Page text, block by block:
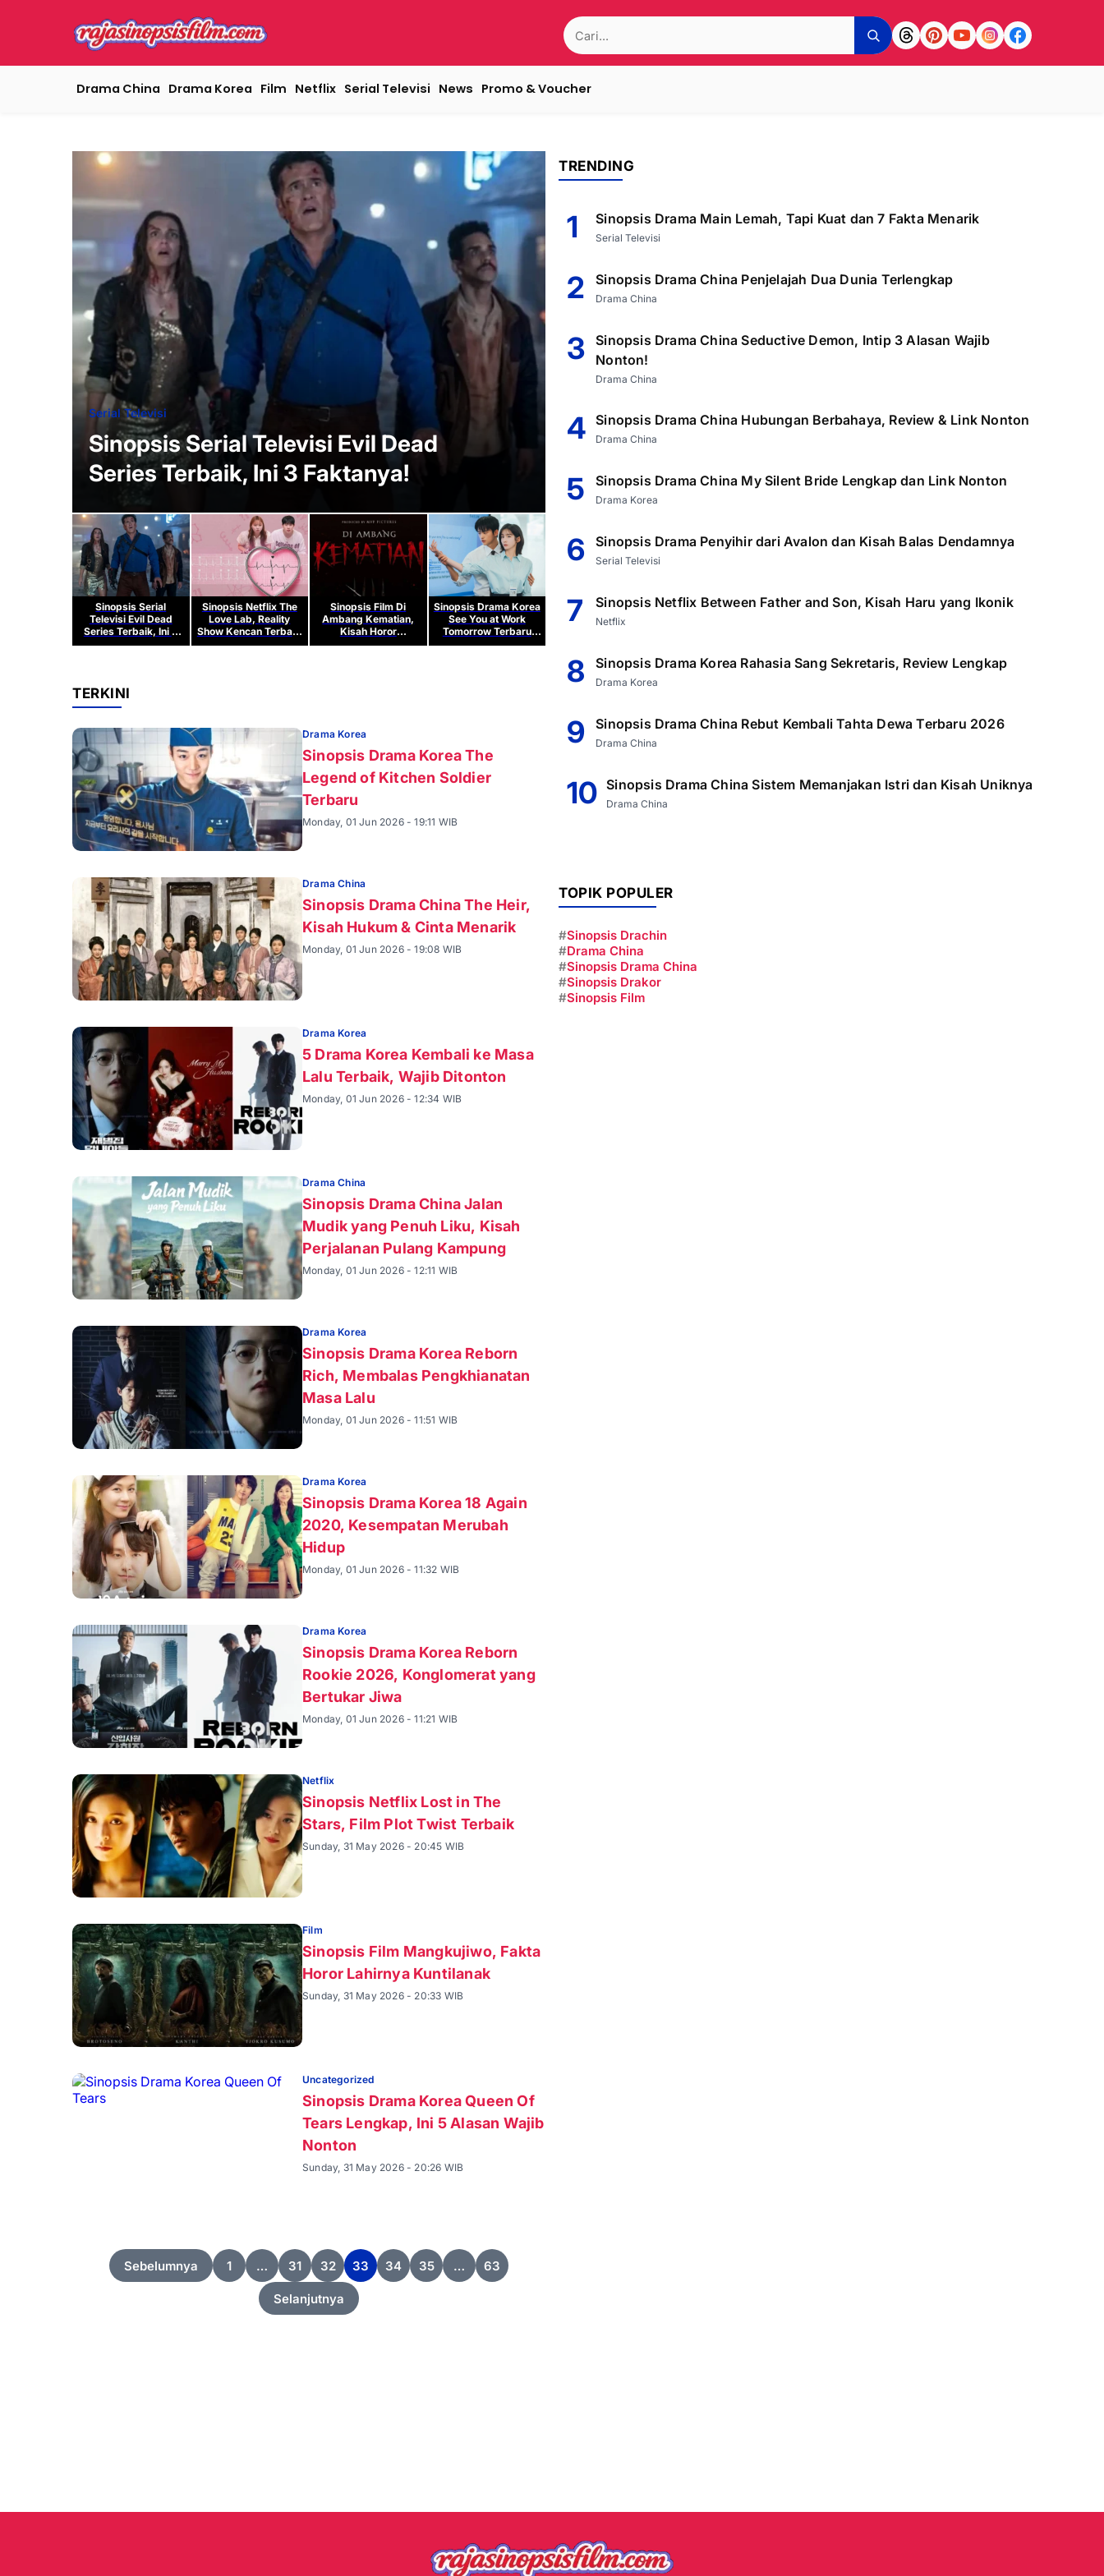
Search
for:
Drama China Drama Korea Film Netflix Serial Televisi News Promo & Voucher
Serial Televisi
Sinopsis Serial Televisi Evil Dead
Series Terbaik, Ini 3 Faktanya!
Netflix
Sinopsis Netflix The Love Lab,
Reality Show Kencan Terbaru
yang Viral
Sinopsis Serial
Televisi Evil Dead
Series Terbaik, Ini 3
Faktanya!
Sinopsis Netflix The
Love Lab, Reality
Show Kencan Terbaru
yang Viral
Sinopsis Film Di
Ambang Kematian,
Kisah Horor
Pesugihan Terseram
Sinopsis Drama Korea
See You at Work
Tomorrow Terbaru
2026
TERKINI
Drama Korea
Sinopsis Drama Korea The
Legend of Kitchen Soldier
Terbaru
Monday, 01 Jun 2026 - 19:11 WIB
Drama China
Sinopsis Drama China The Heir,
Kisah Hukum & Cinta Menarik
Monday, 01 Jun 2026 - 19:08 WIB
Drama Korea
5 Drama Korea Kembali ke Masa
Lalu Terbaik, Wajib Ditonton
Monday, 01 Jun 2026 - 12:34 WIB
Drama China
Sinopsis Drama China Jalan
Mudik yang Penuh Liku, Kisah
Perjalanan Pulang Kampung
Monday, 01 Jun 2026 - 12:11 WIB
Drama Korea
Sinopsis Drama Korea Reborn
Rich, Membalas Pengkhianatan
Masa Lalu
Monday, 01 Jun 2026 - 11:51 WIB
Drama Korea
Sinopsis Drama Korea 18 Again
2020, Kesempatan Merubah
Hidup
Monday, 01 Jun 2026 - 11:32 WIB
Drama Korea
Sinopsis Drama Korea Reborn
Rookie 2026, Konglomerat yang
Bertukar Jiwa
Monday, 01 Jun 2026 - 11:21 WIB
Netflix
Sinopsis Netflix Lost in The
Stars, Film Plot Twist Terbaik
Sunday, 31 May 2026 - 20:45 WIB
Film
Sinopsis Film Mangkujiwo, Fakta
Horor Lahirnya Kuntilanak
Sunday, 31 May 2026 - 20:33 WIB
Uncategorized
Sinopsis Drama Korea Queen Of
Tears Lengkap, Ini 5 Alasan Wajib
Nonton
Sunday, 31 May 2026 - 20:26 WIB
Sebelumnya 1 … 31 32 33 34 35 … 63
Selanjutnya
TRENDING
1 Sinopsis Drama Main Lemah, Tapi Kuat dan 7 Fakta Menarik
Serial Televisi
2 Sinopsis Drama China Penjelajah Dua Dunia Terlengkap
Drama China
3
Sinopsis Drama China Seductive Demon, Intip 3 Alasan Wajib
Nonton!
Drama China
4 Sinopsis Drama China Hubungan Berbahaya, Review & Link Nonton
Drama China
5 Sinopsis Drama China My Silent Bride Lengkap dan Link Nonton
Drama Korea
6 Sinopsis Drama Penyihir dari Avalon dan Kisah Balas Dendamnya
Serial Televisi
7 Sinopsis Netflix Between Father and Son, Kisah Haru yang Ikonik
Netflix
8 Sinopsis Drama Korea Rahasia Sang Sekretaris, Review Lengkap
Drama Korea
9 Sinopsis Drama China Rebut Kembali Tahta Dewa Terbaru 2026
Drama China
10 Sinopsis Drama China Sistem Memanjakan Istri dan Kisah Uniknya
Drama China
TOPIK POPULER
#Sinopsis Drachin
#Drama China
#Sinopsis Drama China
#Sinopsis Drakor
#Sinopsis Film